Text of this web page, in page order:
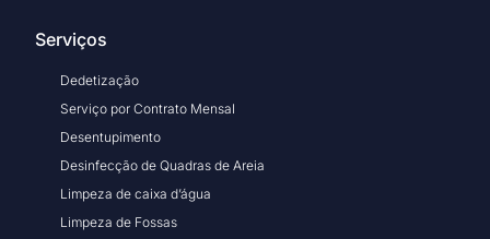
Serviços
Dedetização
Serviço por Contrato Mensal
Desentupimento
Desinfecção de Quadras de Areia
Limpeza de caixa d’água
Limpeza de Fossas